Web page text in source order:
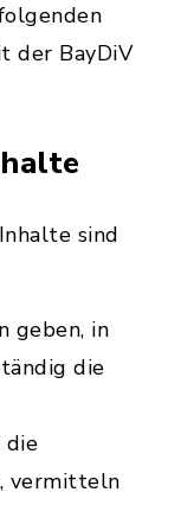
der BayDiV
sind
geben, in
die
die
vermitteln